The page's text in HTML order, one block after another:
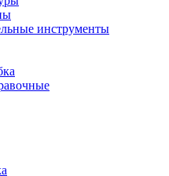
инструменты